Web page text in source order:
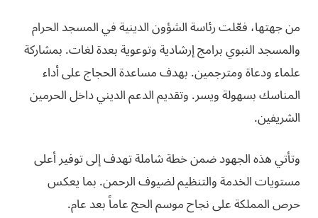
من جهتها، فعّلت رئاسة الشؤون الدينية في المسجد الحرام
والمسجد النبوي برامج إرشادية وتوعوية بعدة لغات. بمشاركة
علماء ودعاة ومترجمين. بهدف مساعدة الحجاج على أداء
المناسك بسهولة ويسر. وتقديم الدعم الديني داخل الحرمين
الشريفين.
وتأتي هذه الجهود ضمن خطة شاملة تهدف إلى توفير أعلى
مستويات الخدمة والتنظيم لضيوف الرحمن. بما يعكس
حرص المملكة على نجاح موسم الحج عاماً بعد عام.